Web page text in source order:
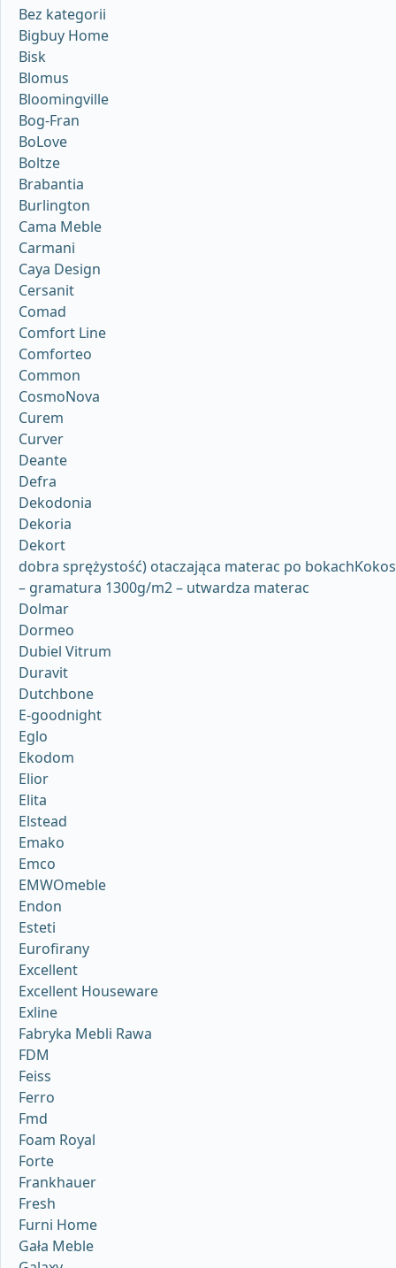
Bez kategorii
Bigbuy Home
Bisk
Blomus
Bloomingville
Bog-Fran
BoLove
Boltze
Brabantia
Burlington
Cama Meble
Carmani
Caya Design
Cersanit
Comad
Comfort Line
Comforteo
Common
CosmoNova
Curem
Curver
Deante
Defra
Dekodonia
Dekoria
Dekort
dobra sprężystość) otaczająca materac po bokachKokos
– gramatura 1300g/m2 – utwardza materac
Dolmar
Dormeo
Dubiel Vitrum
Duravit
Dutchbone
E-goodnight
Eglo
Ekodom
Elior
Elita
Elstead
Emako
Emco
EMWOmeble
Endon
Esteti
Eurofirany
Excellent
Excellent Houseware
Exline
Fabryka Mebli Rawa
FDM
Feiss
Ferro
Fmd
Foam Royal
Forte
Frankhauer
Fresh
Furni Home
Gała Meble